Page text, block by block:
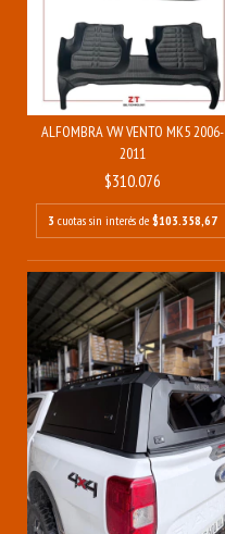
ALFOMBRA VW VENTO MK5 2006-
2011
$310.076
3 cuotas sin interés de $103.358,67